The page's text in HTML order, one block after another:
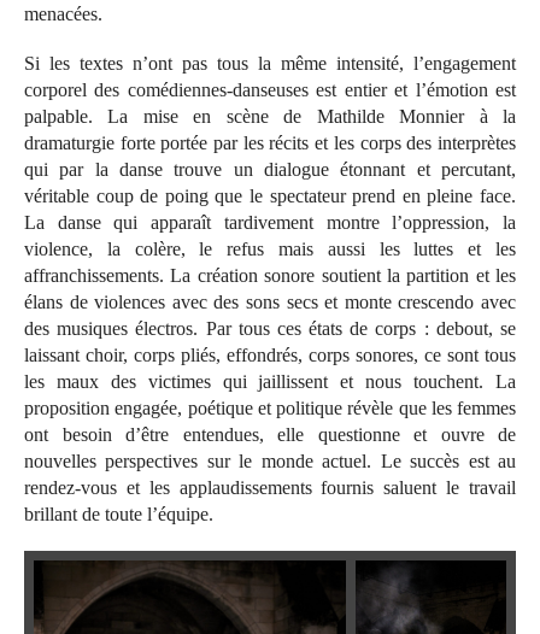
menacées.
Si les textes n’ont pas tous la même intensité, l’engagement
corporel des comédiennes-danseuses est entier et l’émotion est
palpable. La mise en scène de Mathilde Monnier à la
dramaturgie forte portée par les récits et les corps des interprètes
qui par la danse trouve un dialogue étonnant et percutant,
véritable coup de poing que le spectateur prend en pleine face.
La danse qui apparaît tardivement montre l’oppression, la
violence, la colère, le refus mais aussi les luttes et les
affranchissements. La création sonore soutient la partition et les
élans de violences avec des sons secs et monte crescendo avec
des musiques électros. Par tous ces états de corps : debout, se
laissant choir, corps pliés, effondrés, corps sonores, ce sont tous
les maux des victimes qui jaillissent et nous touchent. La
proposition engagée, poétique et politique révèle que les femmes
ont besoin d’être entendues, elle questionne et ouvre de
nouvelles perspectives sur le monde actuel. Le succès est au
rendez-vous et les applaudissements fournis saluent le travail
brillant de toute l’équipe.